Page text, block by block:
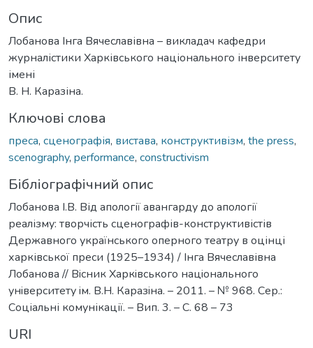
Опис
Лобанова Інга Вячеславівна – викладач кафедри
журналістики Харківського національного інверситету
імені
В. Н. Каразіна.
Ключові слова
преса, сценографія, вистава, конструктивізм, the press,
scenography, performance, constructivism
Бібліографічний опис
Лобанова І.В. Від апології авангарду до апології
реалізму: творчість сценографів-конструктивістів
Державного українського оперного театру в оцінці
харківської преси (1925–1934) / Інга Вячеславівна
Лобанова // Вiсник Харкiвського нацiонального
унiверситету iм. В.Н. Каразiна. – 2011. – № 968. Сер.:
Соціальні комунікації. – Вип. 3. – С. 68 – 73
URI